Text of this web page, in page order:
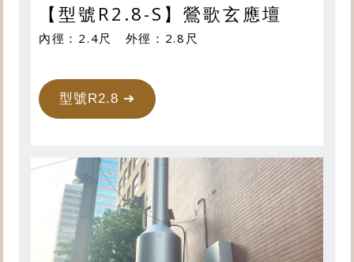
【型號R2.8-S】鶯歌玄應壇
內徑：2.4尺 外徑：2.8尺
型號R2.8 ➔